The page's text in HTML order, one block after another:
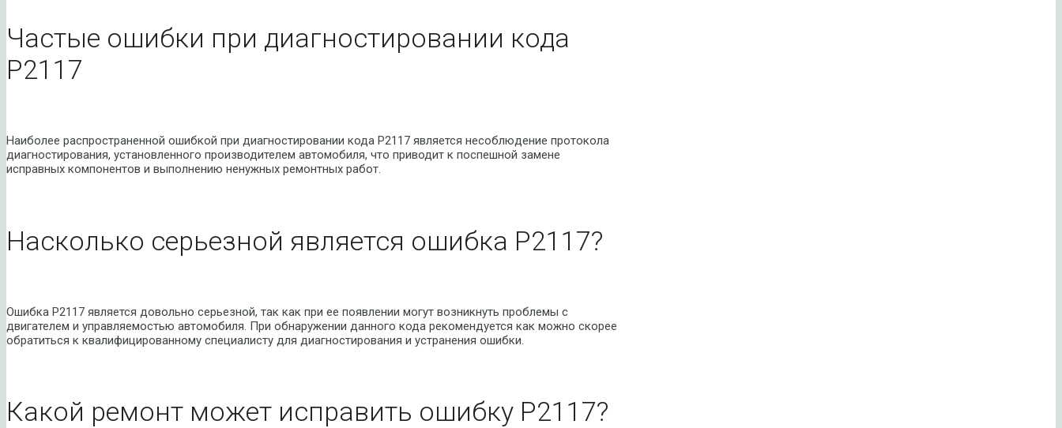
Частые ошибки при диагностировании кода
P2117
Наиболее распространенной ошибкой при диагностировании кода P2117 является несоблюдение протокола
диагностирования, установленного производителем автомобиля, что приводит к поспешной замене
исправных компонентов и выполнению ненужных ремонтных работ.
Насколько серьезной является ошибка P2117?
Ошибка P2117 является довольно серьезной, так как при ее появлении могут возникнуть проблемы с
двигателем и управляемостью автомобиля. При обнаружении данного кода рекомендуется как можно скорее
обратиться к квалифицированному специалисту для диагностирования и устранения ошибки.
Какой ремонт может исправить ошибку P2117?